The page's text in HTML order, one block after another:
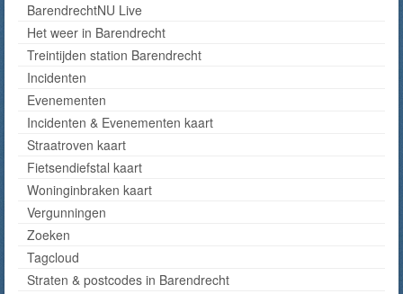
BarendrechtNU Live
Het weer in Barendrecht
Treintijden station Barendrecht
Incidenten
Evenementen
Incidenten & Evenementen kaart
Straatroven kaart
Fietsendiefstal kaart
Woninginbraken kaart
Vergunningen
Zoeken
Tagcloud
Straten & postcodes in Barendrecht